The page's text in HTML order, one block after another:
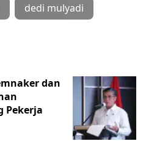
dedi mulyadi
dan
Pekerja